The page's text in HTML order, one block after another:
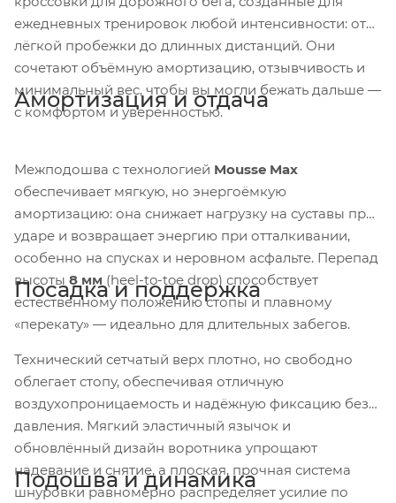
ежедневных тренировок любой интенсивности: от
лёгкой пробежки до длинных дистанций. Они
сочетают объёмную амортизацию, отзывчивость и
минимальный вес, чтобы вы могли бежать дальше —
с комфортом и уверенностью.
Амортизация и отдача
Межподошва с технологией Mousse Max
обеспечивает мягкую, но энергоёмкую
амортизацию: она снижает нагрузку на суставы при
ударе и возвращает энергию при отталкивании,
особенно на спусках и неровном асфальте. Перепад
высоты 8 мм (heel-to-toe drop) способствует
естественному положению стопы и плавному
«перекату» — идеально для длительных забегов.
Посадка и поддержка
Технический сетчатый верх плотно, но свободно
облегает стопу, обеспечивая отличную
воздухопроницаемость и надёжную фиксацию без
давления. Мягкий эластичный язычок и
обновлённый дизайн воротника упрощают
надевание и снятие, а плоская, прочная система
шнуровки равномерно распределяет усилие по
Подошва и динамика